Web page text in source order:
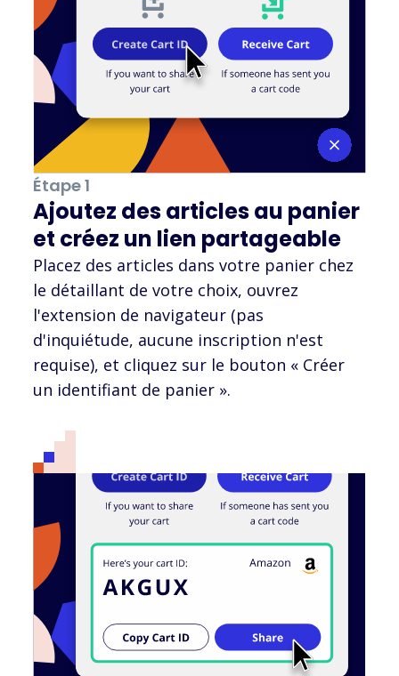
Étape 1
Ajoutez des articles au panier
et créez un lien partageable
Placez des articles dans votre panier chez
le détaillant de votre choix, ouvrez
l'extension de navigateur (pas
d'inquiétude, aucune inscription n'est
requise), et cliquez sur le bouton « Créer
un identifiant de panier ».